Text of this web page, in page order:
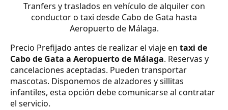
Tranfers y traslados en vehículo de alquiler con
conductor o taxi desde Cabo de Gata hasta
Aeropuerto de Málaga.
Precio Prefijado antes de realizar el viaje en taxi de
Cabo de Gata a Aeropuerto de Málaga. Reservas y
cancelaciones aceptadas. Pueden transportar
mascotas. Disponemos de alzadores y sillitas
infantiles, esta opción debe comunicarse al contratar
el servicio.